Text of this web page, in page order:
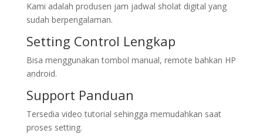
Kami adalah produsen jam jadwal sholat digital yang
sudah berpengalaman.
Setting Control Lengkap
Bisa menggunakan tombol manual, remote bahkan HP
android.
Support Panduan
Tersedia video tutorial sehingga memudahkan saat
proses setting.